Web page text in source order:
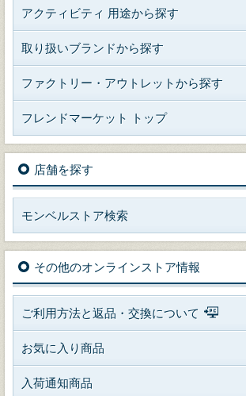
アクティビティ 用途から探す
取り扱いブランドから探す
ファクトリー・アウトレットから探す
フレンドマーケット トップ
店舗を探す
モンベルストア検索
その他のオンラインストア情報
ご利用方法と返品・交換について
お気に入り商品
入荷通知商品